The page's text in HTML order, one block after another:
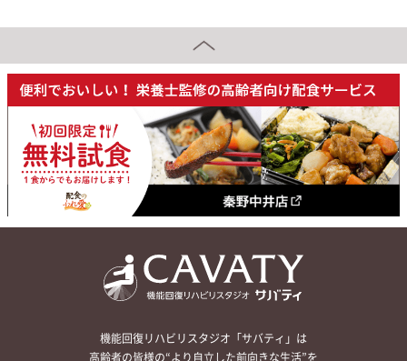
機能回復リハビリスタジオ「サバティ」は
高齢者の皆様の“より自立した前向きな生活”を